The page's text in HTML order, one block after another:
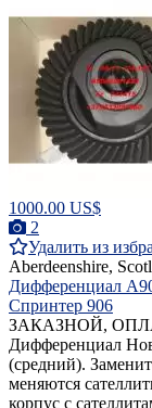
1000.00 US$
2
Удалить из
Aberdeenshire,
Дифференциал
Cпринтер 906
ЗАКАЗНОЙ,
Дифференциал
(средний).
меняются
корпус с